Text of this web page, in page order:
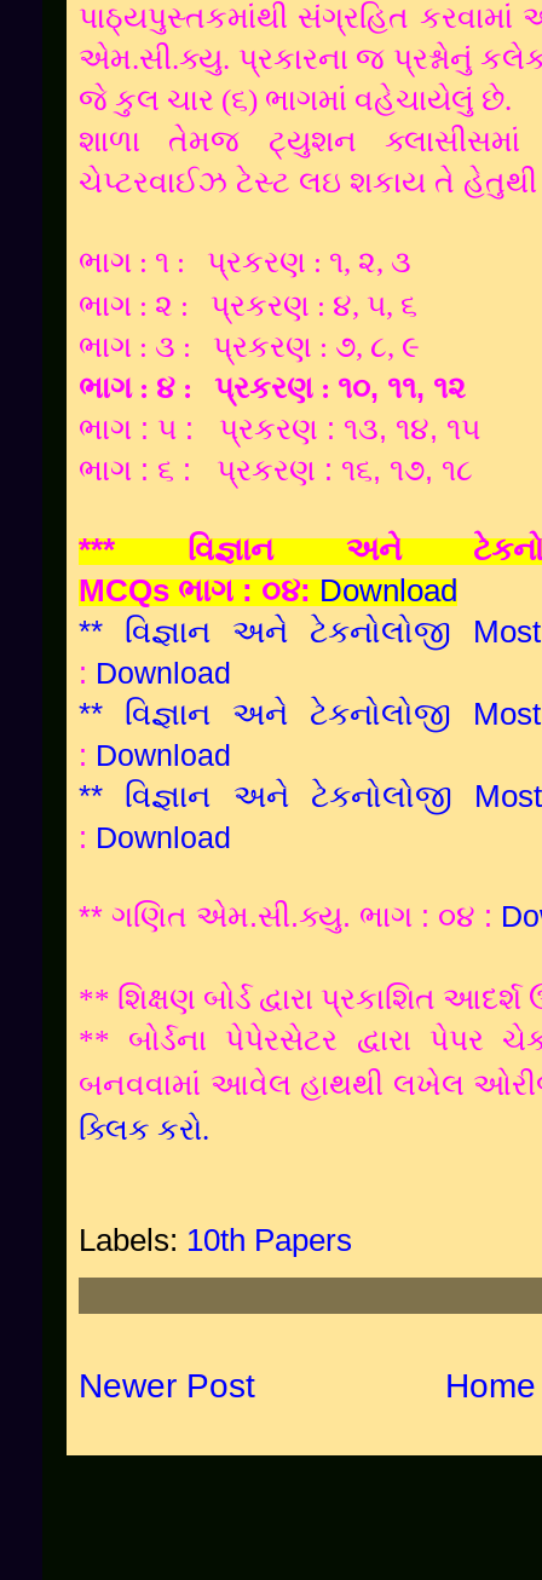
પાઠ્યપુસ્તકમાંથી સંગ્રહિત કરવામાં
એમ.સી.ક્યુ. પ્રકારના જ પ્રશ્નોનું
જે કુલ ચાર (૬) ભાગમાં વહેચાયેલું છે.
શાળા તેમજ ટ્યુશન ક્લાસીસમાં
ચેપ્ટરવાઈઝ ટેસ્ટ લઇ શકાય તે
ભાગ : ૧ :
પ્રકરણ : ૧, ૨, ૩
ભાગ : ૨ :
પ્રકરણ : ૪, ૫, ૬
ભાગ : ૩ :
પ્રકરણ : ૭, ૮, ૯
ભાગ : ૪ :
પ્રકરણ : ૧૦, ૧૧, ૧૨
ભાગ : ૫ :
પ્રકરણ : ૧૩, ૧૪, ૧૫
ભાગ : ૬ :
પ્રકરણ : ૧૬, ૧૭, ૧૮
***વિજ્ઞાન અને
MCQsભાગ:૦૪:Download
** વિજ્ઞાન અને ટેકનોલોજી
: Download
** વિજ્ઞાન અને ટેકનોલોજી
: Download
** વિજ્ઞાન અને ટેકનોલોજી
: Download
** ગણિત એમ.સી.ક્યુ. ભાગ : ૦૪ :
** શિક્ષણ બોર્ડ દ્વારા પ્રકાશિત આદર્શ
** બોર્ડના પેપેરસેટર દ્વારા પેપર
બનવવામાં આવેલ હાથથી લખેલ
ક્લિક કરો.
Labels: 10th Papers
Newer Post Home